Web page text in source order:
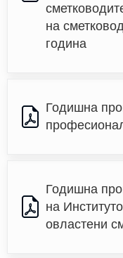
на
година
Годишна
Годишна
на
овластени